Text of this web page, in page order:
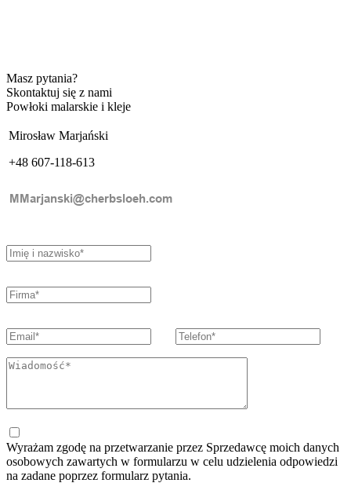
Masz pytania?
Skontaktuj się z nami
Powłoki malarskie i kleje
Mirosław Marjański
+48 607-118-613
Wyrażam zgodę na przetwarzanie przez Sprzedawcę moich danych
osobowych zawartych w formularzu w celu udzielenia odpowiedzi
na zadane poprzez formularz pytania.